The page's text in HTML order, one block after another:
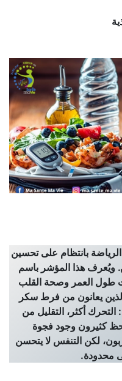
بانتظام على تحسين
ويُعرف هذا المؤشر باسم
طول العمر وصحة القلب
يعانون من فرط سكر
أكثر، التقليل من
كثيرون وجود فجوة
لكن التنفس لا يتحسن
محدودة.